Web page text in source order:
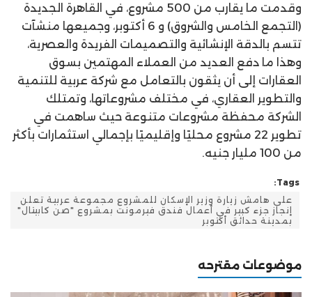
وقدمت ما يقارب من 500 مشروع، في القاهرة الجديدة
(التجمع الخامس والشروق) و 6 أكتوبر، وجميعها منشآت
تتسم بالدقة الإنشائية والتصميمات الفريدة والعصرية،
وهذا ما دفع العديد من العملاء المهتمين بسوق
العقارات إلى أن يثقون بالتعامل مع شركة عربية للتنمية
والتطوير العقاري، في مختلف مشروعاتها، وتمتلك
الشركة محفظة مشروعات متنوعة حيث ساهمت في
تطوير 22 مشروع محليًا وإقليميًا بإجمالي استثمارات بأكثر
من 100 مليار جنيه.
Tags:
على هامش زيارة وزير الإسكان للمشروع مجموعة عربية تعلن
إنجاز جزء كبير في أعمال فندق فيرمونت بمشروع "صن كابيتال"
بمدينة حدائق أكتوبر
موضوعات مقترحه